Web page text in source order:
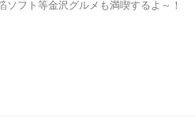
フト等金沢グルメも満喫するよ～！